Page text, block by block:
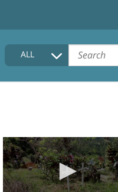
HOME
COLLECTIONS DESCRIPTION
ALL